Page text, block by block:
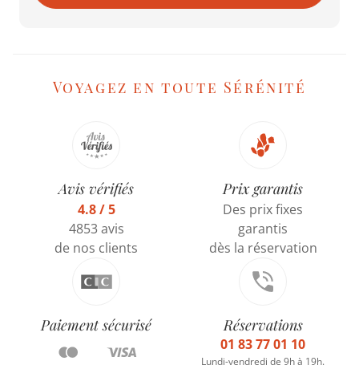
Voyagez en toute Sérénité
Avis vérifiés
4.8 / 5
4853 avis
de nos clients
Prix garantis
Des prix fixes
garantis
dès la réservation
Paiement sécurisé Réservations
01 83 77 01 10
Lundi-vendredi de 9h à 19h.